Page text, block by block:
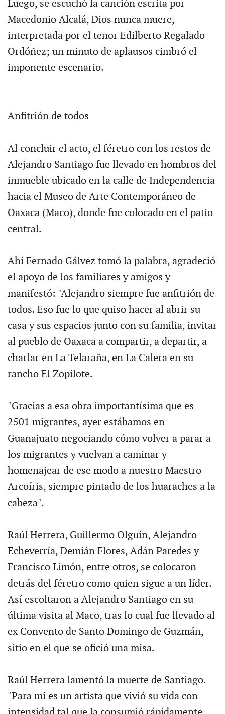
Luego, se escuchó la canción escrita por
Macedonio Alcalá, Dios nunca muere,
interpretada por el tenor Edilberto Regalado
Ordóñez; un minuto de aplausos cimbró el
imponente escenario.
Anfitrión de todos
Al concluir el acto, el féretro con los restos de
Alejandro Santiago fue llevado en hombros del
inmueble ubicado en la calle de Independencia
hacia el Museo de Arte Contemporáneo de
Oaxaca (Maco), donde fue colocado en el patio
central.
Ahí Fernado Gálvez tomó la palabra, agradeció
el apoyo de los familiares y amigos y
manifestó: "Alejandro siempre fue anfitrión de
todos. Eso fue lo que quiso hacer al abrir su
casa y sus espacios junto con su familia, invitar
al pueblo de Oaxaca a compartir, a departir, a
charlar en La Telaraña, en La Calera en su
rancho El Zopilote.
"Gracias a esa obra importantísima que es
2501 migrantes, ayer estábamos en
Guanajuato negociando cómo volver a parar a
los migrantes y vuelvan a caminar y
homenajear de ese modo a nuestro Maestro
Arcoíris, siempre pintado de los huaraches a la
cabeza".
Raúl Herrera, Guillermo Olguín, Alejandro
Echeverría, Demián Flores, Adán Paredes y
Francisco Limón, entre otros, se colocaron
detrás del féretro como quien sigue a un líder.
Así escoltaron a Alejandro Santiago en su
última visita al Maco, tras lo cual fue llevado al
ex Convento de Santo Domingo de Guzmán,
sitio en el que se ofició una misa.
Raúl Herrera lamentó la muerte de Santiago.
"Para mí es un artista que vivió su vida con